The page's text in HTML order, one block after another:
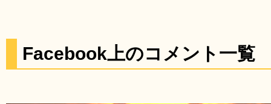
Facebook上のコメント一覧